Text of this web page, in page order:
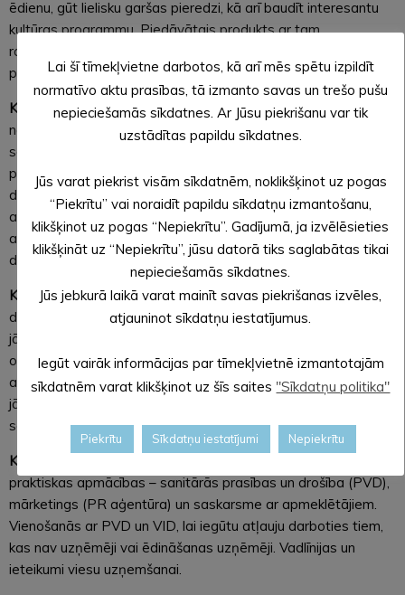
ēdienu, gūt lielisku garšas pieredzi, kā arī baudīt interesantu
kultūras programmu. Piedāvātais produkts ar tam
raksturīgajām kultūras īpašībām un stāstu būs maksas
pakalpojums.
Kas var piedalīties Mājas kafejnīcu dienā?Katrs, kurš vēlas,
neatkarīgi, ir vai nav reģistrēts PVD, VID, var šajās dienās
savā sētā vai citā apvidus atpazīstamību veicinošā vietā
piedāvāt savus īpašos ēdienus, dzērienus, našķus, arī
demonstrēt savu amata prasmi u.tml., tādējādi reklamējot
apvidum raksturīgo malēniešu kultūru un vienkārši kopā ar
apmeklētājiem, saviem radiem un draugiem svinēt kafejnīcu
dienu.
Kas ir jādara, lai piedalītos Mājas kafejnīcu dienā?Jāsaka “jā”
dalībai pasākumā, jāizdomā savs īpašais piedāvājums un
jāizpilda dalībnieka anketa. Kļūstot par dalībnieku jāievēro
organizatoru sniegtās rekomendācijas, kā arī jāveic
apmeklētāju uzskaite un jāsniedz atsauksmes pēc pasākuma,
jāreklamē savs piedāvājums un jāizvieto organizatoru
sagatavotie mārketinga materiāli.
Kas tiks nodrošināts no organizatora?
praktiskas apmācības – sanitārās prasības un drošība (PVD),
mārketings (PR aģentūra) un saskarsme ar apmeklētājiem.
Vienošanās ar PVD un VID, lai iegūtu atļauju darboties tiem,
kas nav uzņēmēji vai ēdināšanas uzņēmēji. Vadlīnijas un
ieteikumi viesu uzņemšanai.
Lai šī tīmekļvietne darbotos, kā arī mēs spētu izpildīt
normatīvo aktu prasības, tā izmanto savas un trešo pušu
nepieciešamās sīkdatnes. Ar Jūsu piekrišanu var tik
uzstādītas papildu sīkdatnes.
Jūs varat piekrist visām sīkdatnēm, noklikšķinot uz pogas
“Piekrītu” vai noraidīt papildu sīkdatņu izmantošanu,
klikšķinot uz pogas “Nepiekrītu”. Gadījumā, ja izvēlēsieties
klikšķināt uz “Nepiekrītu”, jūsu datorā tiks saglabātas tikai
nepieciešamās sīkdatnes.
Jūs jebkurā laikā varat mainīt savas piekrišanas izvēles,
atjauninot sīkdatņu iestatījumus.
Iegūt vairāk informācijas par tīmekļvietnē izmantotajām
sīkdatnēm varat klikšķinot uz šīs saites "Sīkdatņu politika"
Piekrītu Sīkdatņu iestatījumi Nepiekrītu